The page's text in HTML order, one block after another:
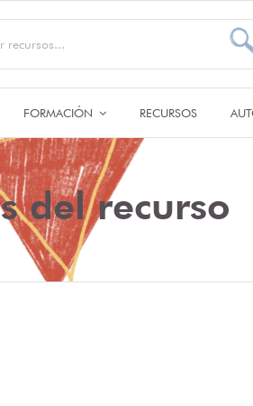
FORMACIÓN RECURSOS
del recurso